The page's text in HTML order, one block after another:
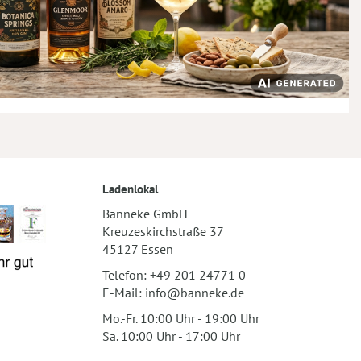
Ladenlokal
Banneke GmbH
Kreuzeskirchstraße 37
45127 Essen
Telefon: +49 201 24771 0
E-Mail: info@banneke.de
Mo.-Fr. 10:00 Uhr - 19:00 Uhr
Sa. 10:00 Uhr - 17:00 Uhr